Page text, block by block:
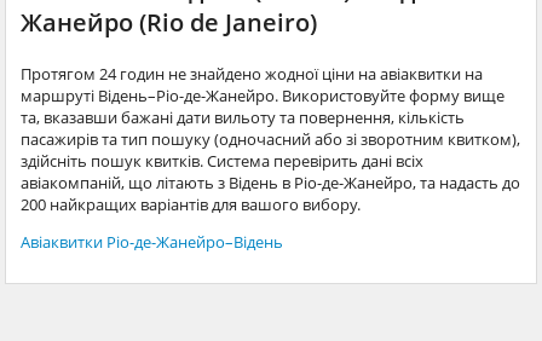
Жанейро (Rio de Janeiro)
Протягом 24 годин не знайдено жодної ціни на авіаквитки на
маршруті Відень–Ріо-де-Жанейро. Використовуйте форму вище
та, вказавши бажані дати вильоту та повернення, кількість
пасажирів та тип пошуку (одночасний або зі зворотним квитком),
здійсніть пошук квитків. Система перевірить дані всіх
авіакомпаній, що літають з Відень в Ріо-де-Жанейро, та надасть до
200 найкращих варіантів для вашого вибору.
Авіаквитки Ріо-де-Жанейро–Відень